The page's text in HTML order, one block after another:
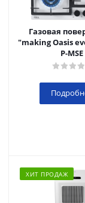
Газовая
"making Oasis
P-MSE
ХИТ ПРОДАЖ